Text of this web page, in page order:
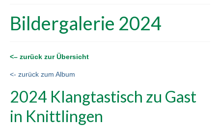
Bildergalerie 2024
<– zurück zur Übersicht
<- zurück zum Album
2024 Klangtastisch zu Gast
in Knittlingen